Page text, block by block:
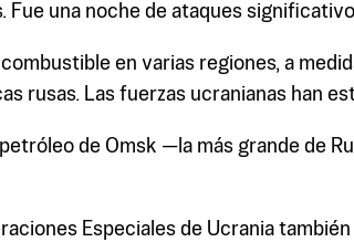
una noche de ataques
en varias regiones, a
rusas. Las fuerzas ucranianas han
de Omsk —la más grande de
Especiales de Ucrania